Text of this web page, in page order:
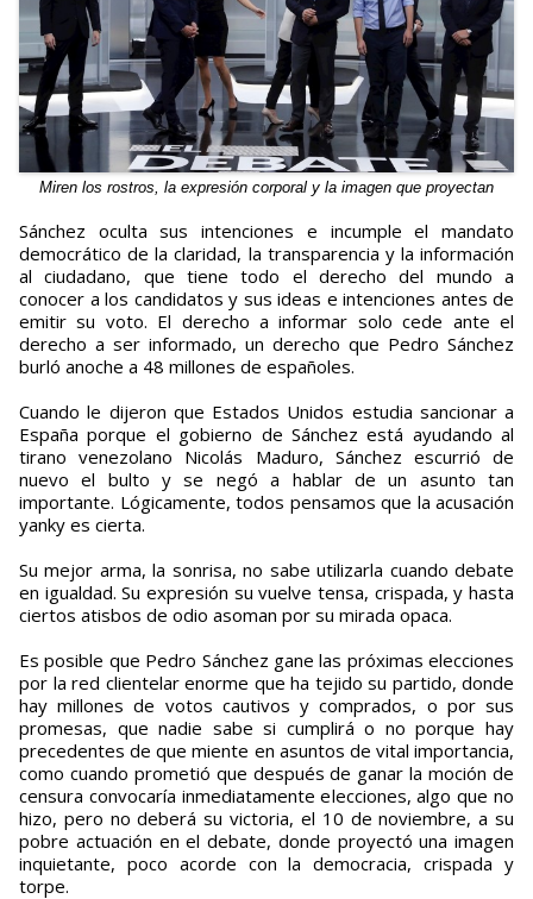
Miren los rostros, la expresión corporal y la imagen que proyectan
Sánchez oculta sus intenciones e incumple el mandato
democrático de la claridad, la transparencia y la información
al ciudadano, que tiene todo el derecho del mundo a
conocer a los candidatos y sus ideas e intenciones antes de
emitir su voto. El derecho a informar solo cede ante el
derecho a ser informado, un derecho que Pedro Sánchez
burló anoche a 48 millones de españoles.
Cuando le dijeron que Estados Unidos estudia sancionar a
España porque el gobierno de Sánchez está ayudando al
tirano venezolano Nicolás Maduro, Sánchez escurrió de
nuevo el bulto y se negó a hablar de un asunto tan
importante. Lógicamente, todos pensamos que la acusación
yanky es cierta.
Su mejor arma, la sonrisa, no sabe utilizarla cuando debate
en igualdad. Su expresión su vuelve tensa, crispada, y hasta
ciertos atisbos de odio asoman por su mirada opaca.
Es posible que Pedro Sánchez gane las próximas elecciones
por la red clientelar enorme que ha tejido su partido, donde
hay millones de votos cautivos y comprados, o por sus
promesas, que nadie sabe si cumplirá o no porque hay
precedentes de que miente en asuntos de vital importancia,
como cuando prometió que después de ganar la moción de
censura convocaría inmediatamente elecciones, algo que no
hizo, pero no deberá su victoria, el 10 de noviembre, a su
pobre actuación en el debate, donde proyectó una imagen
inquietante, poco acorde con la democracia, crispada y
torpe.